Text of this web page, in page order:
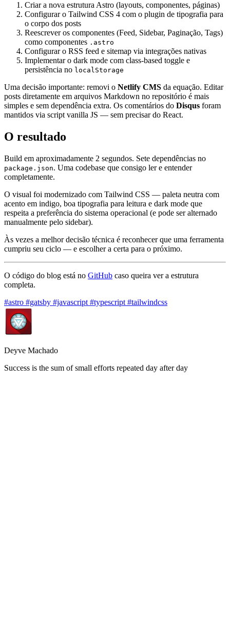
Criar a nova estrutura Astro (layouts, componentes, páginas)
Configurar o Tailwind CSS 4 com o plugin de tipografia para
o corpo dos posts
Reescrever os componentes (Feed, Sidebar, Paginação, Tags)
como componentes .astro
Configurar o RSS feed e sitemap via integrações nativas
Implementar o dark mode com class-based toggle e
persistência no localStorage
Uma decisão importante: removi o Netlify CMS da equação. Editar
posts diretamente em arquivos Markdown no repositório é mais
simples e sem dependência extra. Os comentários do Disqus foram
mantidos via script vanilla JS — sem precisar do React.
O resultado
Build em aproximadamente 2 segundos. Sete dependências no
package.json. Uma codebase que consigo ler e entender
completamente.
O visual foi modernizado com Tailwind CSS — paleta neutra com
acento em indigo, boa tipografia para leitura e dark mode que
respeita a preferência do sistema operacional (e pode ser alternado
manualmente pelo sidebar).
Às vezes a melhor decisão técnica é reconhecer que uma ferramenta
cumpriu seu ciclo — e escolher a certa para o próximo.
O código do blog está no GitHub caso queira ver a estrutura
completa.
#astro #gatsby #javascript #typescript #tailwindcss
Deyve Machado
Success is the sum of small efforts repeated day after day